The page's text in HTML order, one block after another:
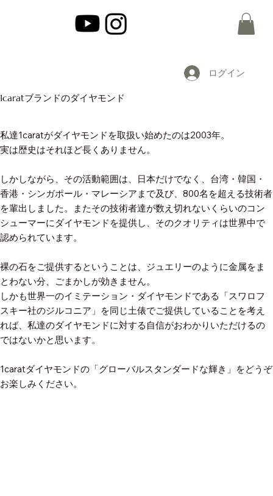
ログイン
1caratブランドのダイヤモンド
私達1caratがダイヤモンドを取扱い始めたのは2003年。
実は歴史はそれほど長くありません。
しかしながら、その活動範囲は、日本だけでなく、台湾・韓国・
香港・シンガポール・マレーシアまで及び、800名を超える技術者
を輩出しました。またその技術者達が数え切れないくらいのコン
シューマーにダイヤモンドを提供し、そのクオリティは世界中で
認められています。
裸の石をご提供するということは、ジュエリーのように金属をま
とわない分、ごまかしが効きません。
しかも世界一のイミテーション・ダイヤモンドである「スワロフ
スキー社のジルコニア」を同じ土俵でご提供していることを考え
れば、私達のダイヤモンドに対する自信がおわかりいただけるの
ではないかと思います。
1caratダイヤモンドの「グローバルスタンダードな輝き」をどうぞ
お楽しみください。